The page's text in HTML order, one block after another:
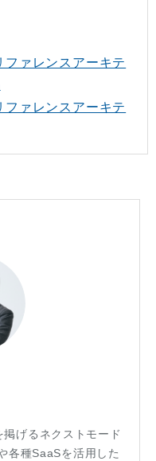
ァレンスアーキテ
ァレンスアーキテ
掲げるネクストモード
各種SaaSを活用した